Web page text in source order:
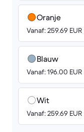
Oranje
Vanaf: 259.69 EUR
Blauw
Vanaf: 196.00 EUR
Wit
Vanaf: 259.69 EUR